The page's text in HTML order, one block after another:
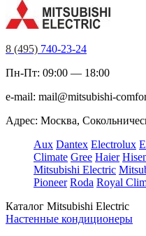
8 (495) 740-23-24
Пн-Пт: 09:00 — 18:00
e-mail: mail@mitsubishi-
Адрес: Москва,
Aux Dantex Electrolux
Climate Gree Haier
Mitsubishi Electric
Pioneer Roda Royal
Каталог Mitsubishi Electric
Настенные кондиционеры